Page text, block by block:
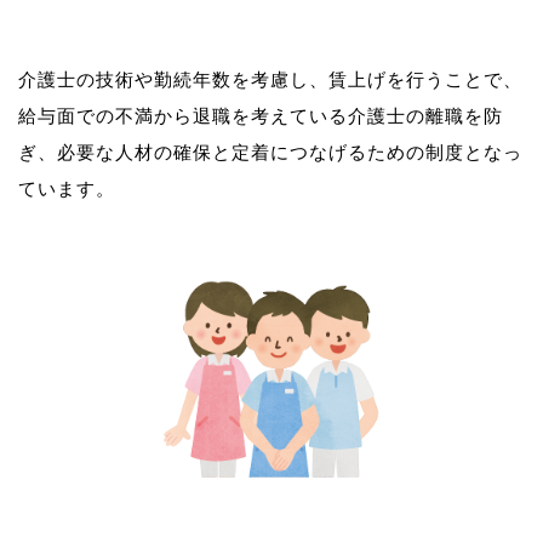
介護士の技術や勤続年数を考慮し、賃上げを行うことで、
給与面での不満から退職を考えている介護士の離職を防
ぎ、必要な人材の確保と定着につなげるための制度となっ
ています。